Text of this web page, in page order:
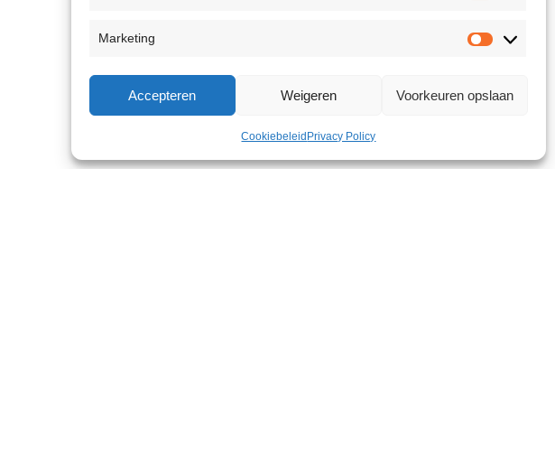
Marketing
Accepteren Weigeren Voorkeuren opslaan
Cookiebeleid Privacy Policy